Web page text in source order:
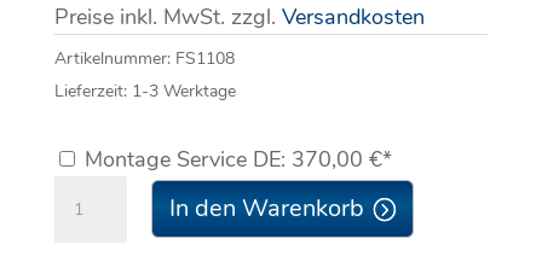
Preise inkl. MwSt. zzgl. Versandkosten
Artikelnummer: FS1108
Lieferzeit: 1-3 Werktage
Montage Service DE: 370,00 €*
duo
In den Warenkorb